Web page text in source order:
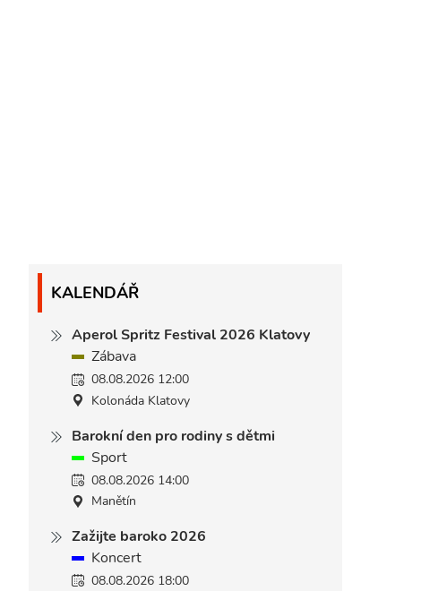
KALENDÁŘ
Aperol Spritz Festival 2026 Klatovy
Zábava
08.08.2026 12:00
Kolonáda Klatovy
Barokní den pro rodiny s dětmi
Sport
08.08.2026 14:00
Manětín
Zažijte baroko 2026
Koncert
08.08.2026 18:00